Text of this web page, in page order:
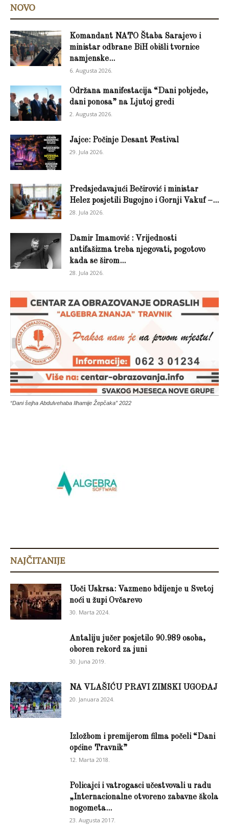
NOVO
Komandant NATO Štaba Sarajevo i
ministar odbrane BiH obišli tvornice
namjenske...
6. Augusta 2026.
Održana manifestacija “Dani pobjede,
dani ponosa” na Ljutoj gredi
2. Augusta 2026.
Jajce: Počinje Desant Festival
29. Jula 2026.
Predsjedavajući Bečirović i ministar
Helez posjetili Bugojno i Gornji Vakuf –...
28. Jula 2026.
Damir Imamović : Vrijednosti
antifašizma treba njegovati, pogotovo
kada se širom...
28. Jula 2026.
“Dani šejha Abdulvehaba Ilhamije Žepčaka” 2022
NAJČITANIJE
Uoči Uskrsa: Vazmeno bdijenje u Svetoj
noći u župi Ovčarevo
30. Marta 2024.
Antaliju jučer posjetilo 90.989 osoba,
oboren rekord za juni
30. Juna 2019.
NA VLAŠIĆU PRAVI ZIMSKI UGOĐAJ
20. Januara 2024.
Izložbom i premijerom filma počeli “Dani
općine Travnik”
12. Marta 2018.
Policajci i vatrogasci učestvovali u radu
„Internacionalne otvoreno zabavne škola
nogometa...
23. Augusta 2017.